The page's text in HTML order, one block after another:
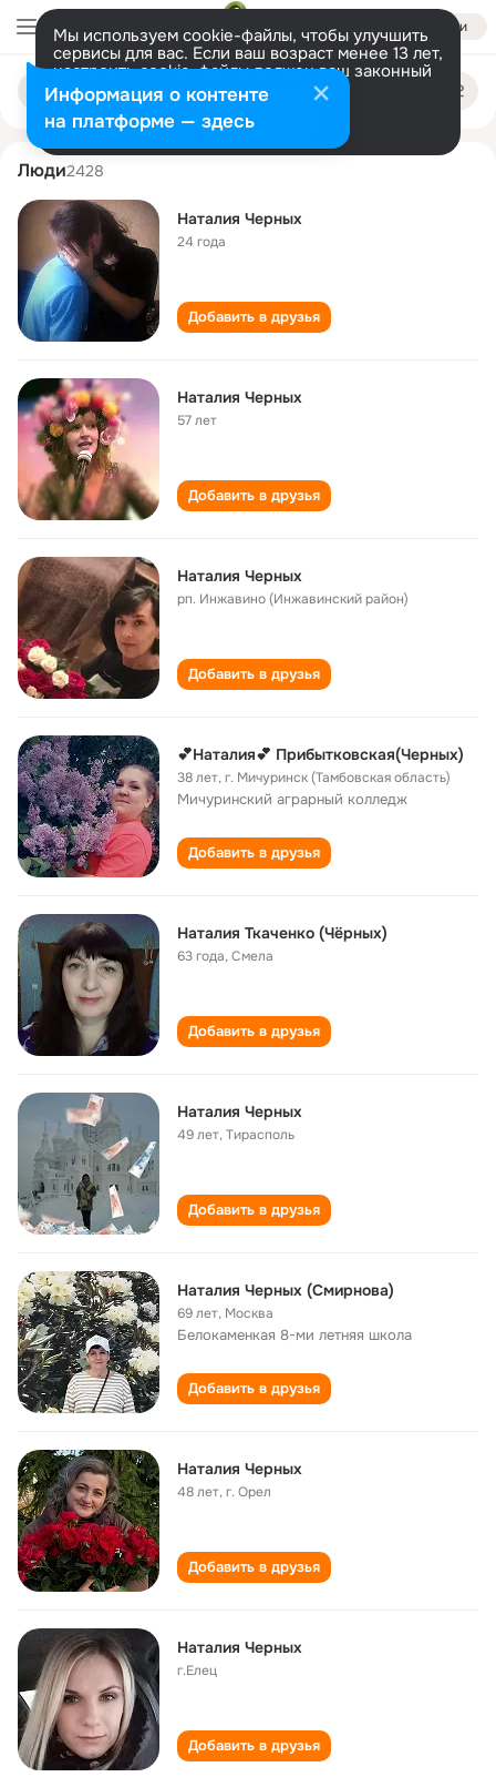
Войти
Мы используем cookie-файлы, чтобы улучшить
сервисы для вас. Если ваш возраст менее 13 лет,
настроить cookie-файлы должен ваш законный
представитель. Больше информации
Разрешить все Настроить
Поиск
людям
nataliya chernykh
Люди2428
Наталия Черных
24 года
Добавить в друзья
Наталия Черных
57 лет
Добавить в друзья
Наталия Черных
рп. Инжавино (Инжавинский район)
Добавить в друзья
💕Наталия💕 Прибытковская(Черных)
38 лет,г. Мичуринск (Тамбовская область)
Мичуринский аграрный колледж
Добавить в друзья
Наталия Ткаченко (Чёрных)
63 года,Смела
Добавить в друзья
Наталия Черных
49 лет,Тирасполь
Добавить в друзья
Наталия Черных (Смирнова)
69 лет, Москва
Белокаменкая 8-ми летняя школа
Добавить в друзья
Наталия Черных
48 лет,г. Орел
Добавить в друзья
Наталия Черных
г.Елец
Добавить в друзья
Информация о контенте
на платформе — здесь